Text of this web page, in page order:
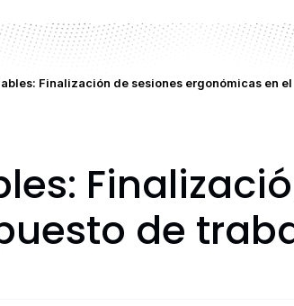
Finalización de sesiones ergonómicas en el
de